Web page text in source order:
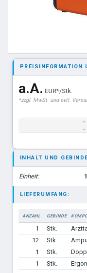
PREISINFORMATION
a.A. EUR*/Stk.
*zzgl. MwSt. und evtl.
INHALT UND
Einheit: 1
LIEFERUMFANG:
ANZAHL GEBINDE
1
Stk.
12
Stk.
1
Stk.
1
Stk.